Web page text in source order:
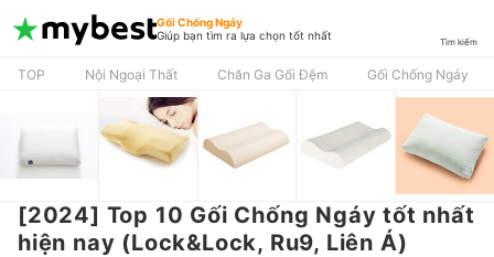
Gối Chống Ngáy
Giúp bạn tìm ra lựa chọn tốt nhất
Tìm kiếm
TOP Nội Ngoại Thất Chăn Ga Gối Đệm Gối Chống Ngáy
[2024] Top 10 Gối Chống Ngáy tốt nhất
hiện nay (Lock&Lock, Ru9, Liên Á)